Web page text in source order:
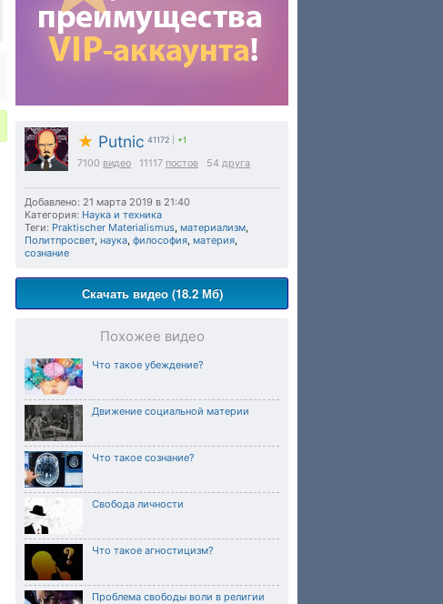
★ Putnic 41172 +1
7100 видео 11117 постов 54 друга
Добавлено: 21 марта 2019 в 21:40
Категория: Наука и техника
Теги: Praktischer Materialismus, материализм,
Политпросвет, наука, философия, материя,
сознание
Скачать видео (18.2 Мб)
Похожее видео
Что такое убеждение?
Движение социальной материи
Что такое сознание?
Свобода личности
Что такое агностицизм?
Проблема свободы воли в религии